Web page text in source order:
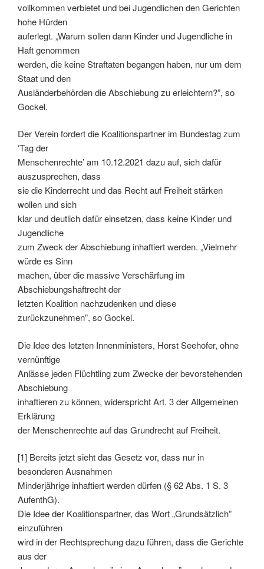
vollkommen verbietet und bei Jugendlichen den Gerichten
hohe Hürden
auferlegt. „Warum sollen dann Kinder und Jugendliche in
Haft genommen
werden, die keine Straftaten begangen haben, nur um dem
Staat und den
Ausländerbehörden die Abschiebung zu erleichtern?”, so
Gockel.
Der Verein fordert die Koalitionspartner im Bundestag zum
‘Tag der
Menschenrechte’ am 10.12.2021 dazu auf, sich dafür
auszusprechen, dass
sie die Kinderrecht und das Recht auf Freiheit stärken
wollen und sich
klar und deutlich dafür einsetzen, dass keine Kinder und
Jugendliche
zum Zweck der Abschiebung inhaftiert werden. „Vielmehr
würde es Sinn
machen, über die massive Verschärfung im
Abschiebungshaftrecht der
letzten Koalition nachzudenken und diese
zurückzunehmen”, so Gockel.
Die Idee des letzten Innenministers, Horst Seehofer, ohne
vernünftige
Anlässe jeden Flüchtling zum Zwecke der bevorstehenden
Abschiebung
inhaftieren zu können, widerspricht Art. 3 der Allgemeinen
Erklärung
der Menschenrechte auf das Grundrecht auf Freiheit.
[1] Bereits jetzt sieht das Gesetz vor, dass nur in
besonderen Ausnahmen
Minderjährige inhaftiert werden dürfen (§ 62 Abs. 1 S. 3
AufenthG).
Die Idee der Koalitionspartner, das Wort „Grundsätzlich”
einzuführen
wird in der Rechtsprechung dazu führen, dass die Gerichte
aus der